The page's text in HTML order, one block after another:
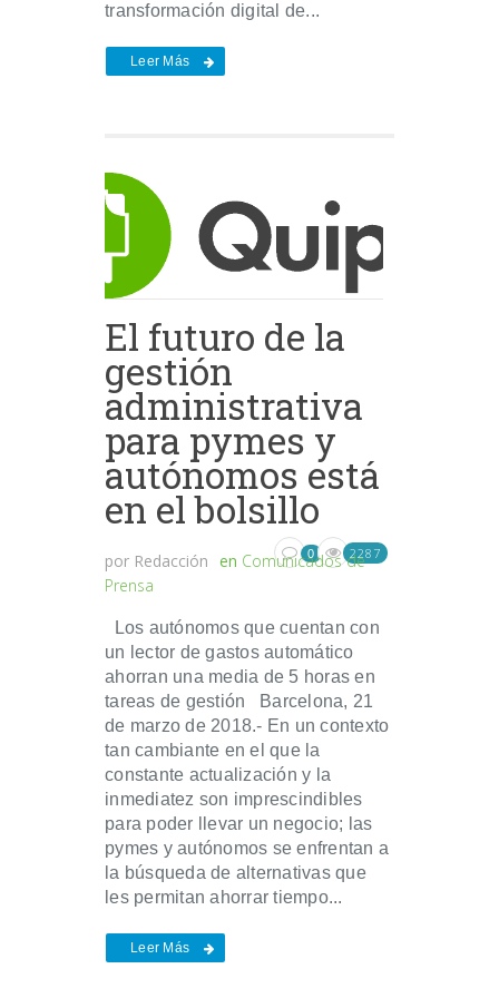
transformación digital de...
Leer Más
El futuro de la
gestión
administrativa
para pymes y
autónomos está
en el bolsillo
por Redacción en Comunicados de
Prensa
0 2287
Los autónomos que cuentan con
un lector de gastos automático
ahorran una media de 5 horas en
tareas de gestión Barcelona, 21
de marzo de 2018.- En un contexto
tan cambiante en el que la
constante actualización y la
inmediatez son imprescindibles
para poder llevar un negocio; las
pymes y autónomos se enfrentan a
la búsqueda de alternativas que
les permitan ahorrar tiempo...
Leer Más